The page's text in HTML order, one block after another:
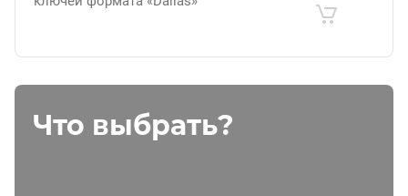
Что выбрать?